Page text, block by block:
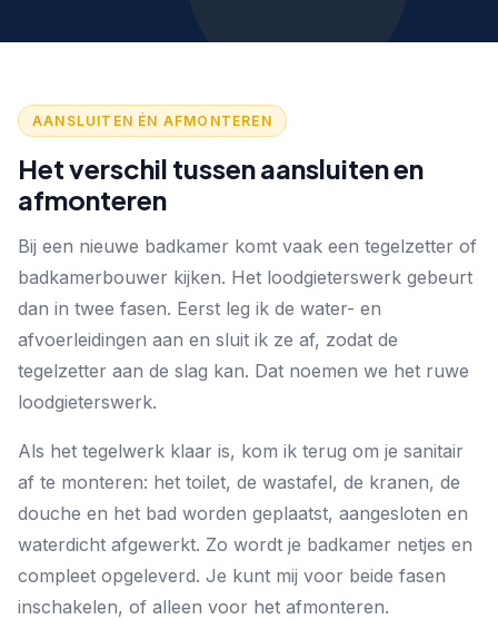
AANSLUITEN ÉN AFMONTEREN
Het verschil tussen aansluiten en
afmonteren
Bij een nieuwe badkamer komt vaak een tegelzetter of
badkamerbouwer kijken. Het loodgieterswerk gebeurt
dan in twee fasen. Eerst leg ik de water- en
afvoerleidingen aan en sluit ik ze af, zodat de
tegelzetter aan de slag kan. Dat noemen we het ruwe
loodgieterswerk.
Als het tegelwerk klaar is, kom ik terug om je sanitair
af te monteren: het toilet, de wastafel, de kranen, de
douche en het bad worden geplaatst, aangesloten en
waterdicht afgewerkt. Zo wordt je badkamer netjes en
compleet opgeleverd. Je kunt mij voor beide fasen
inschakelen, of alleen voor het afmonteren.